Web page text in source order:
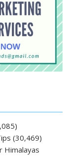
(30,469)
Himalayas